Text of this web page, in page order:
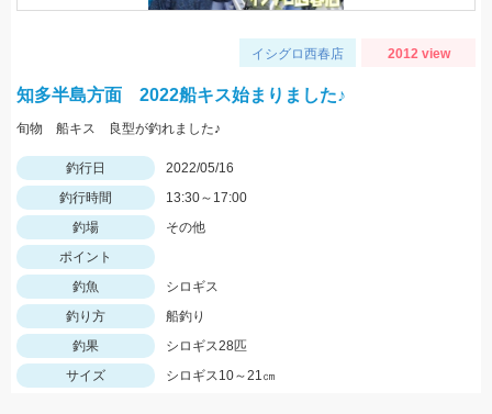
イシグロ西春店 2012 view
知多半島方面 2022船キス始まりました♪
旬物 船キス 良型が釣れました♪
釣行日
2022/05/16
釣行時間
13:30～17:00
釣場
その他
ポイント
釣魚
シロギス
釣り方
船釣り
釣果
シロギス28匹
サイズ
シロギス10～21㎝